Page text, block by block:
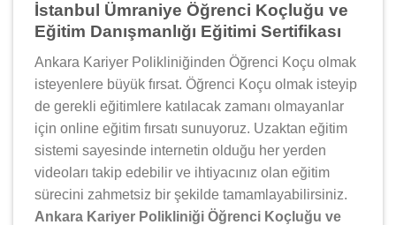
İstanbul Ümraniye Öğrenci Koçluğu ve
Eğitim Danışmanlığı Eğitimi Sertifikası
Ankara Kariyer Polikliniğinden Öğrenci Koçu olmak
isteyenlere büyük fırsat. Öğrenci Koçu olmak isteyip
de gerekli eğitimlere katılacak zamanı olmayanlar
için online eğitim fırsatı sunuyoruz. Uzaktan eğitim
sistemi sayesinde internetin olduğu her yerden
videoları takip edebilir ve ihtiyacınız olan eğitim
sürecini zahmetsiz bir şekilde tamamlayabilirsiniz.
Ankara Kariyer Polikliniği Öğrenci Koçluğu ve